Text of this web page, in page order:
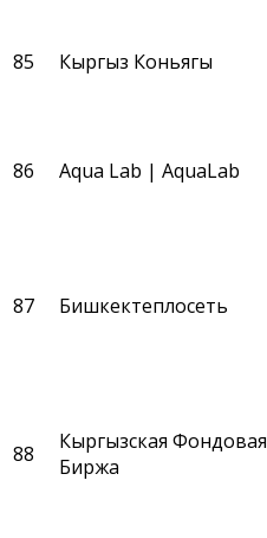
85 Кыргыз Коньягы
86 Aqua Lab | AquaLab
87 Бишкектеплосеть
88
Кыргызская Фондовая
Биржа